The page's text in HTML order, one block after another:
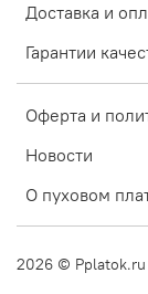
Доставка и
Гарантии
Оферта и
Новости
О пуховом
2026 © Pplatok.ru